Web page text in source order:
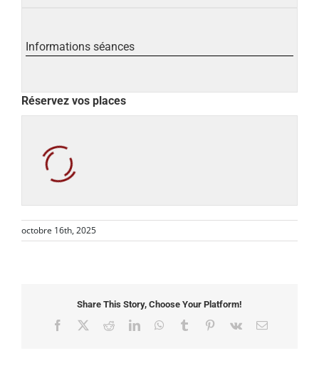
Informations séances
Réservez vos places
octobre 16th, 2025
Share This Story, Choose Your Platform!
Facebook RedditLinkedInWhatsApp
Tumblr Pinterest
Vk Email